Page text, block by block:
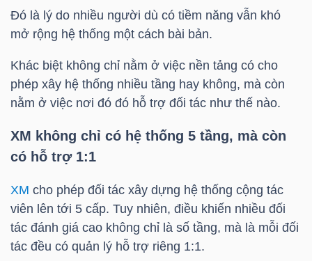
Đó là lý do nhiều người dù có tiềm năng vẫn khó
mở rộng hệ thống một cách bài bản.
Khác biệt không chỉ nằm ở việc nền tảng có cho
phép xây hệ thống nhiều tầng hay không, mà còn
nằm ở việc nơi đó đó hỗ trợ đối tác như thế nào.
XM không chỉ có hệ thống 5 tầng, mà còn
có hỗ trợ 1:1
XM cho phép đối tác xây dựng hệ thống cộng tác
viên lên tới 5 cấp. Tuy nhiên, điều khiến nhiều đối
tác đánh giá cao không chỉ là số tầng, mà là mỗi đối
tác đều có quản lý hỗ trợ riêng 1:1.
TÀI
CHÍNH
HÀNG
KINH
TẾ